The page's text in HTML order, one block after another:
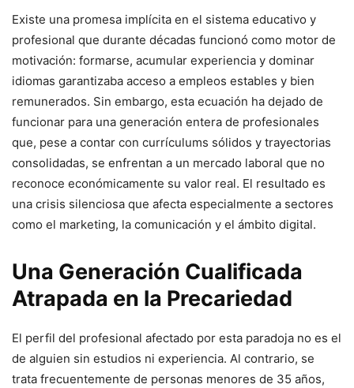
Existe una promesa implícita en el sistema educativo y
profesional que durante décadas funcionó como motor de
motivación: formarse, acumular experiencia y dominar
idiomas garantizaba acceso a empleos estables y bien
remunerados. Sin embargo, esta ecuación ha dejado de
funcionar para una generación entera de profesionales
que, pese a contar con currículums sólidos y trayectorias
consolidadas, se enfrentan a un mercado laboral que no
reconoce económicamente su valor real. El resultado es
una crisis silenciosa que afecta especialmente a sectores
como el marketing, la comunicación y el ámbito digital.
Una Generación Cualificada
Atrapada en la Precariedad
El perfil del profesional afectado por esta paradoja no es el
de alguien sin estudios ni experiencia. Al contrario, se
trata frecuentemente de personas menores de 35 años,